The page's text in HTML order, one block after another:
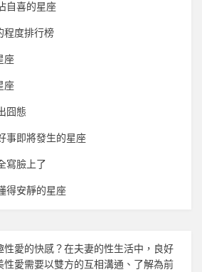
自喜的星座
程度排行榜
座
座
囧態
事即將發生的星座
寫臉上了
得安靜的星座
性愛的快感？在夫妻的性生活中，良好
性愛需要以雙方的互相溝通、了解為前